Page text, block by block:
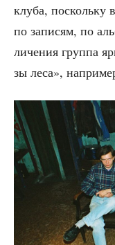
клу­ба, посколь­ку
по запи­сям, по
ли­че­ния груп­па
зы леса»,